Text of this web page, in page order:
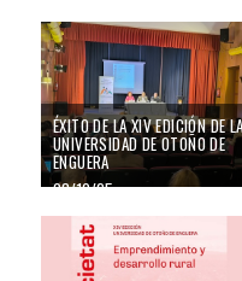
16/10/25
Éxito de la XIV edición de la
ÉXITO DE LA XIV EDICIÓN DE
UNIVERSIDAD DE OTOÑO DE
ENGUERA
08/10/25
XIV edición de la Universitat